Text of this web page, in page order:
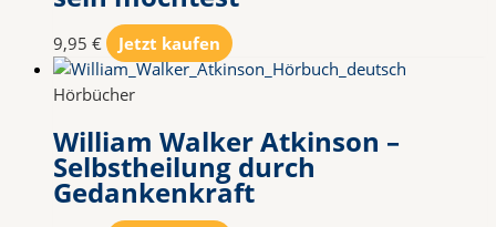
9,95 € Jetzt kaufen
Hörbücher
William Walker Atkinson –
Selbstheilung durch
Gedankenkraft